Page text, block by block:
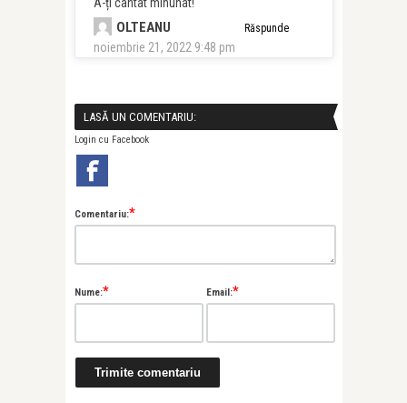
OLTEANU
noiembrie 21, 2022 9:48 pm
Răspunde
LASĂ UN COMENTARIU:
Login cu Facebook
Comentariu:*
Nume:* Email:*